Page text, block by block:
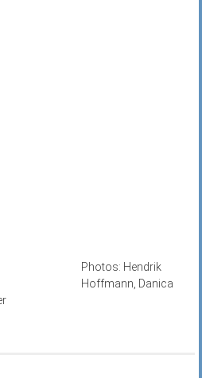
Photos: Hendrik
Hoffmann, Danica